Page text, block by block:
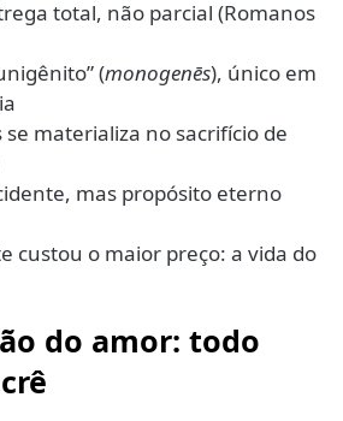
total, não parcial (Romanos
(monogenēs), único em
se materializa no sacrifício de
mas propósito eterno
custou o maior preço: a vida do
do amor: todo